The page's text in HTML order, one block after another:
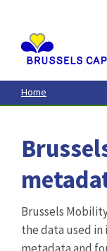
contenu
principal
Home
Brussels
the data used